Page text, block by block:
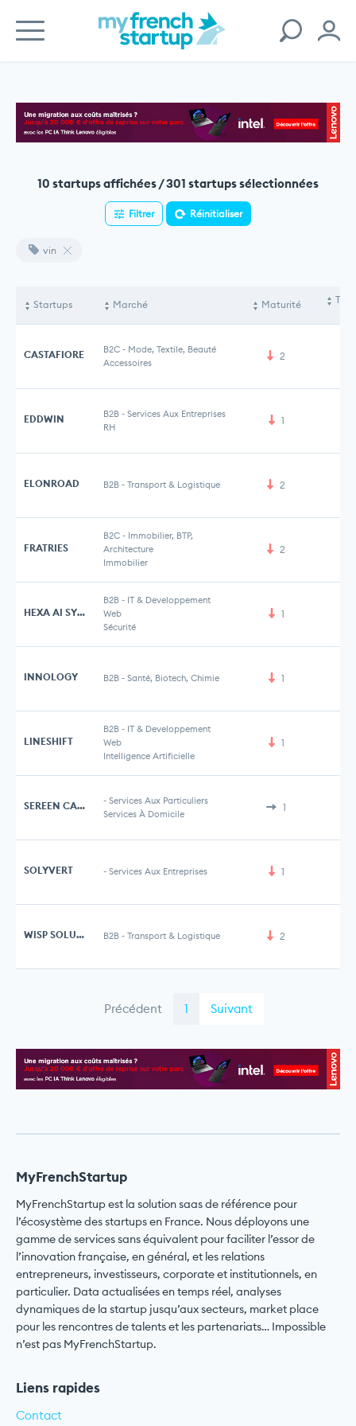
10 startups affichées / 301 startups sélectionnées
Filtrer Réinitialiser
vin
Startups Marché Maturité
CASTAFIORE B2C - Mode, Textile, Beauté
Accessoires
2
EDDWIN B2B - Services Aux Entreprises
RH
1
ELONROAD B2B - Transport & Logistique 2
FRATRIES
B2C - Immobilier, BTP,
Architecture
Immobilier
2
HEXA AI SYSTEMS
B2B - IT & Developpement
Web
Sécurité
1
INNOLOGY B2B - Santé, Biotech, Chimie 1
LINESHIFT
B2B - IT & Developpement
Web
Intelligence Artificielle
1
SEREEN CARE - Services Aux Particuliers
Services À Domicile
1
SOLYVERT - Services Aux Entreprises 1
WISP SOLUTIONS B2B - Transport & Logistique 2
Précédent 1 Suivant
MyFrenchStartup
MyFrenchStartup est la solution saas de référence pour
l’écosystème des startups en France. Nous déployons une
gamme de services sans équivalent pour faciliter l’essor de
l’innovation française, en général, et les relations
entrepreneurs, investisseurs, corporate et institutionnels, en
particulier. Data actualisées en temps réel, analyses
dynamiques de la startup jusqu’aux secteurs, market place
pour les rencontres de talents et les partenariats… Impossible
n’est pas MyFrenchStartup.
Liens rapides
Contact